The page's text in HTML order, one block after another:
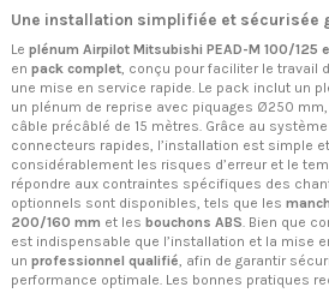
Une installation simplifiée et sécurisée
Le plénum Airpilot Mitsubishi PEAD-M 100/125
en pack complet , conçu pour faciliter le
une mise en service rapide. Le pack inclut un
un plénum de reprise avec piquages Ø250
câble précâblé de 15 mètres. Grâce au système
connecteurs rapides, l’installation est simple
considérablement les risques d’erreur et le
répondre aux contraintes spécifiques des
optionnels sont disponibles, tels que les
200/160 mm et les bouchons ABS . Bien que
est indispensable que l’installation et la mise
un professionnel qualifié , afin de garantir
performance optimale. Les bonnes pratiques